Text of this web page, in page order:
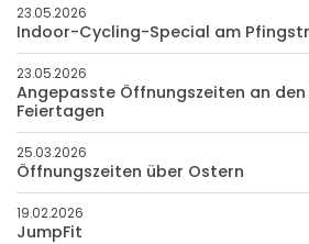
23.05.2026
Indoor-Cycling-Special am
23.05.2026
Angepasste Öffnungszeiten an
Feiertagen
25.03.2026
Öffnungszeiten über Ostern
19.02.2026
JumpFit